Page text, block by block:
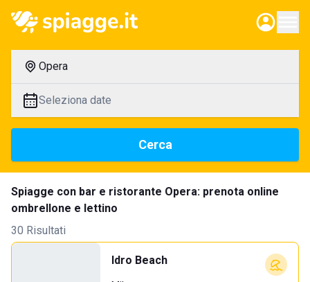
Opera
Seleziona date
Cerca
Spiagge con bar e ristorante Opera: prenota online
ombrellone e lettino
30 Risultati
Idro Beach